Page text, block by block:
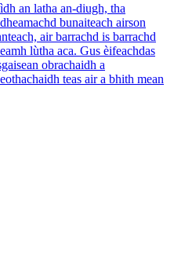
an latha an-diugh, tha
bunaiteach airson
air barrachd is barrachd
lùtha aca. Gus èifeachdas
obrachaidh a
teas air a bhith mean